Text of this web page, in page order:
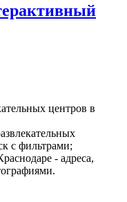
центров в
с фильтрами;
- адреса,